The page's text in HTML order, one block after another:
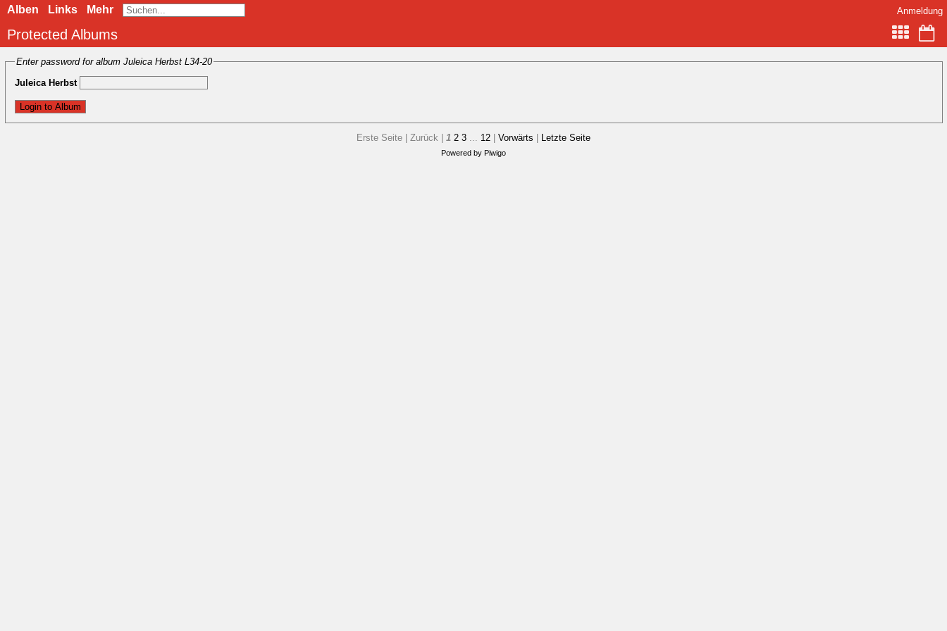
Alben Links Mehr Anmeldung
Protected Albums
Enter password for album Juleica Herbst L34-20
Juleica Herbst
Erste Seite | Zurück | 1 2 3 ... 12 Vorwärts Letzte Seite
Powered by Piwigo